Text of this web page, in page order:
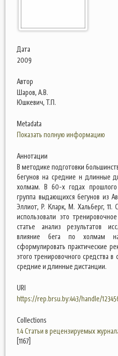
Дата
2009
Автор
Шаров, А.В.
Юшкевич, Т.П.
Metadata
Показать полную информацию
Аннотации
В методике подготовки
бегунов на средние н длинные
холмам. В 60-х годах прошлого
группа выдающихся бегунов из
Эллиот, Р. Кларк, М. Хальберг,
использовали это
статье анализ результатов
влияние бега по холмам
сформулировать практические
этого тренировочного средства
средние и длинные дистанции.
URI
https://rep.brsu.by:443/handle/
Collections
1.4 Статьи в рецензируемых
[1167]